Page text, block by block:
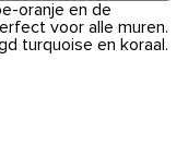
oranje en de
voor alle muren.
turquoise en koraal.